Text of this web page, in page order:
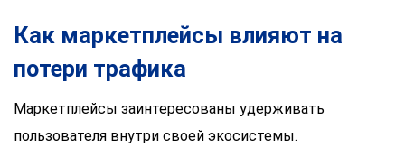
Как маркетплейсы влияют на
потери трафика
Маркетплейсы заинтересованы удерживать
пользователя внутри своей экосистемы.